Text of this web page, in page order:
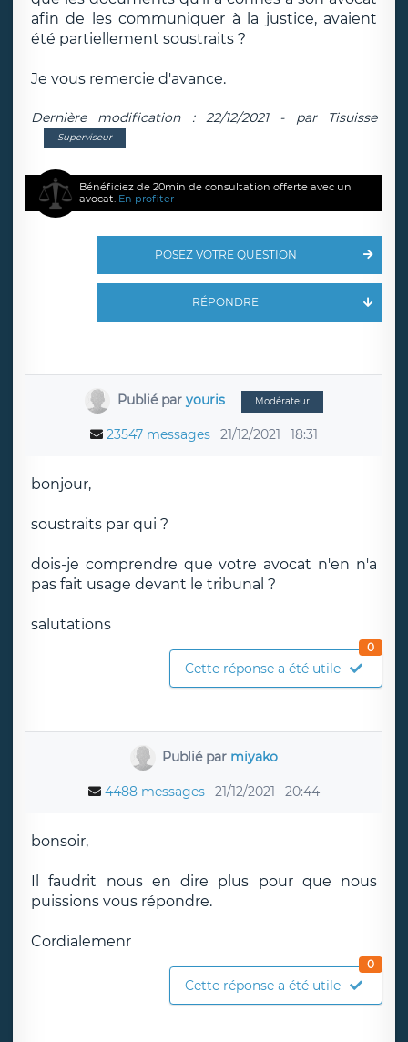
afin de les communiquer à la justice, avaient
été partiellement soustraits ?
Je vous remercie d'avance.
Dernière modification : 22/12/2021 - par Tisuisse
Superviseur
Bénéficiez de 20min de consultation offerte avec un
avocat. En profiter
POSEZ VOTRE QUESTION
RÉPONDRE
Publié par youris Modérateur
23547 messages 21/12/2021 18:31
bonjour,
soustraits par qui ?
dois-je comprendre que votre avocat n'en n'a
pas fait usage devant le tribunal ?
salutations
Cette réponse a été utile
0
Publié par miyako
4488 messages 21/12/2021 20:44
bonsoir,
Il faudrit nous en dire plus pour que nous
puissions vous répondre.
Cordialemenr
Cette réponse a été utile
0